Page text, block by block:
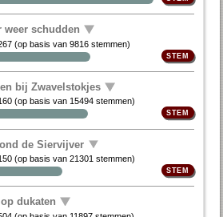
weer schudden
(op basis van9816 stemmen)
bij Zwavelstokjes
(op basis van 15494 stemmen)
de Siervijver
(op basis van21301 stemmen)
dukaten